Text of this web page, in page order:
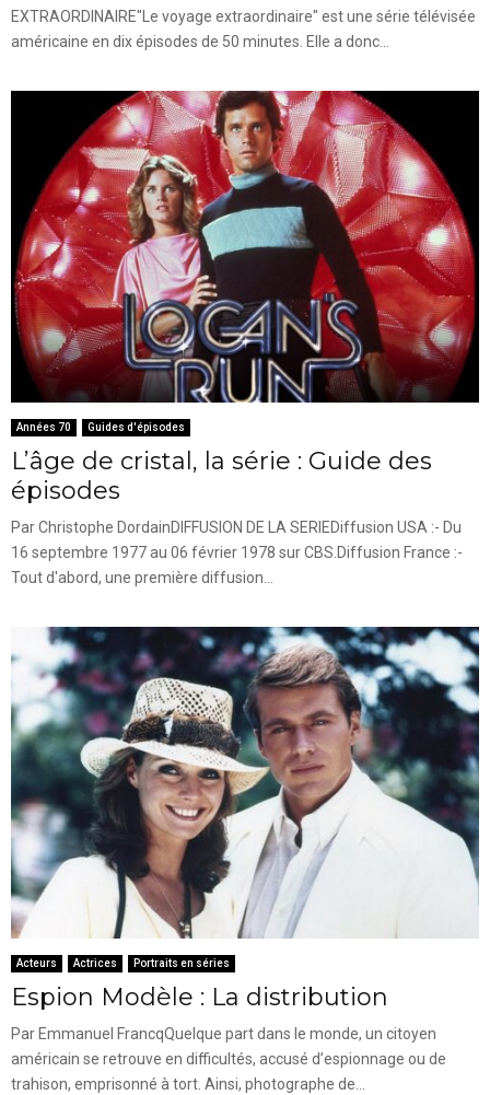
EXTRAORDINAIRE"Le voyage extraordinaire" est une série télévisée
américaine en dix épisodes de 50 minutes. Elle a donc...
Années 70 Guides d'épisodes
L’âge de cristal, la série : Guide des
épisodes
Par Christophe DordainDIFFUSION DE LA SERIEDiffusion USA :- Du
16 septembre 1977 au 06 février 1978 sur CBS.Diffusion France :-
Tout d'abord, une première diffusion...
Acteurs Actrices Portraits en séries
Espion Modèle : La distribution
Par Emmanuel FrancqQuelque part dans le monde, un citoyen
américain se retrouve en difficultés, accusé d’espionnage ou de
trahison, emprisonné à tort. Ainsi, photographe de...